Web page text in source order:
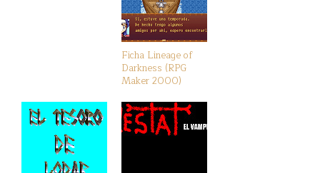
Ficha Lineage of
Darkness (RPG
Maker 2000)